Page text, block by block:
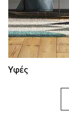
Υφές